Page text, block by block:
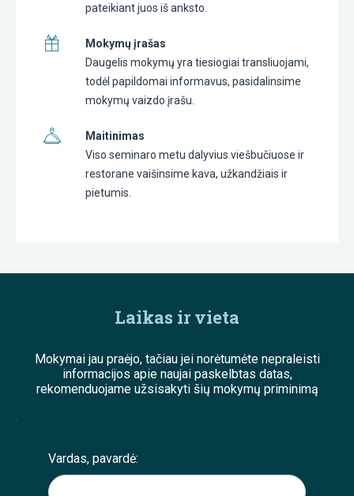
pateikiant juos iš anksto.
Mokymų įrašas
Daugelis mokymų yra tiesiogiai transliuojami,
todėl papildomai informavus, pasidalinsime
mokymų vaizdo įrašu.
Maitinimas
Viso seminaro metu dalyvius viešbučiuose ir
restorane vaišinsime kava, užkandžiais ir
pietumis.
Laikas ir vieta
Mokymai jau praėjo, tačiau jei norėtumėte nepraleisti
informacijos apie naujai paskelbtas datas,
rekomenduojame užsisakyti šių mokymų priminimą
;
Vardas, pavardė: